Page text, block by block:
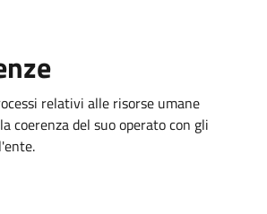
relativi alle risorse umane
coerenza del suo operato con gli